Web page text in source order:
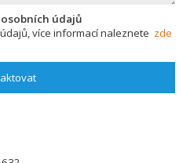
údajů
více informací naleznete zde